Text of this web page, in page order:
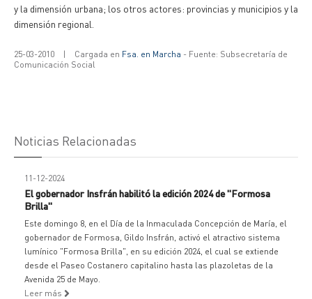
y la dimensión urbana; los otros actores: provincias y municipios y la
dimensión regional.
25-03-2010 | Cargada en Fsa. en Marcha - Fuente: Subsecretaría de
Comunicación Social
Noticias Relacionadas
11-12-2024
El gobernador Insfrán habilitó la edición 2024 de "Formosa
Brilla"
Este domingo 8, en el Día de la Inmaculada Concepción de María, el
gobernador de Formosa, Gildo Insfrán, activó el atractivo sistema
lumínico "Formosa Brilla", en su edición 2024, el cual se extiende
desde el Paseo Costanero capitalino hasta las plazoletas de la
Avenida 25 de Mayo.
Leer más